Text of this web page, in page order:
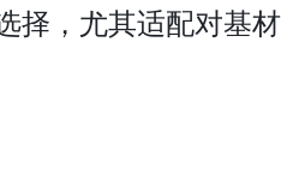
择，尤其适配对基材